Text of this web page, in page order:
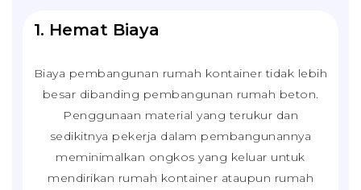
1. Hemat Biaya
Biaya pembangunan rumah kontainer tidak lebih
besar dibanding pembangunan rumah beton.
Penggunaan material yang terukur dan
sedikitnya pekerja dalam pembangunannya
meminimalkan ongkos yang keluar untuk
mendirikan rumah kontainer ataupun rumah